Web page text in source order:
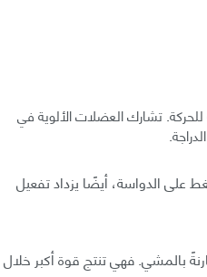
تشارك العضلات الألوية في
على الدواسة، أيضًا يزداد تفعيل
بالمشي. فهي تنتج قوة أكبر خلال